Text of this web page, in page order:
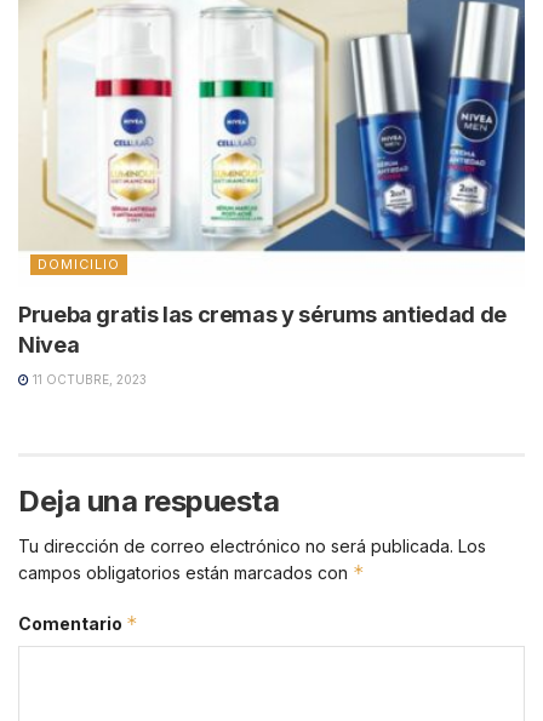
DOMICILIO
Prueba gratis las cremas y sérums antiedad de
Nivea
11 OCTUBRE, 2023
Deja una respuesta
Tu dirección de correo electrónico no será publicada. Los
campos obligatorios están marcados con *
Comentario *